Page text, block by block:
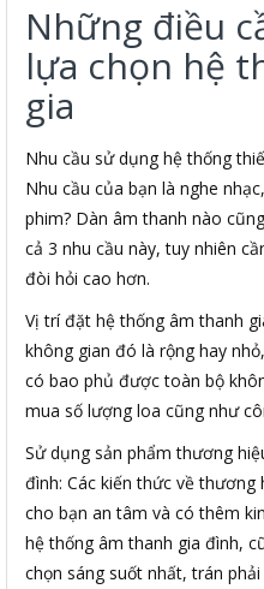
Những điều
lựa chọn hệ
gia
Nhu cầu sử dụng hệ thống
Nhu cầu của bạn là nghe
phim? Dàn âm thanh nào
cả 3 nhu cầu này, tuy nhiên
đòi hỏi cao hơn.
Vị trí đặt hệ thống âm thanh
không gian đó là rộng hay
có bao phủ được toàn bộ
mua số lượng loa cũng như
Sử dụng sản phẩm thương
đình: Các kiến thức về
cho bạn an tâm và có thêm
hệ thống âm thanh gia đình,
chọn sáng suốt nhất, trán